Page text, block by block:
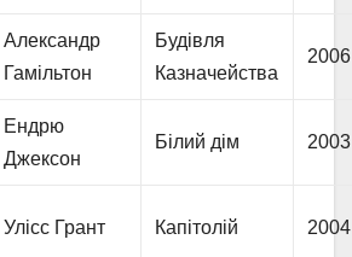
Александр
Гамільтон
Будівля
Казначейства
2006
Ендрю
Джексон
Білий дім 2003
Улісс Грант Капітолій 2004